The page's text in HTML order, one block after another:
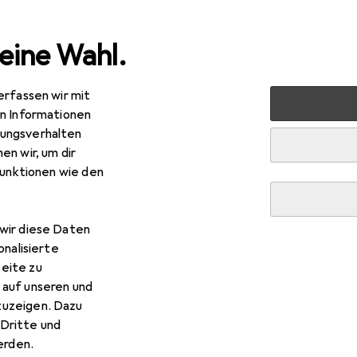
Wahl.
wir mit
Informationen
wir, um dir
wie den
diese Daten
zu
unseren und
Dazu
und